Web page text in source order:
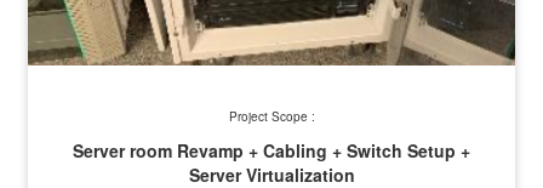
Project Scope :
Server room Revamp + Cabling + Switch Setup +
Server Virtualization